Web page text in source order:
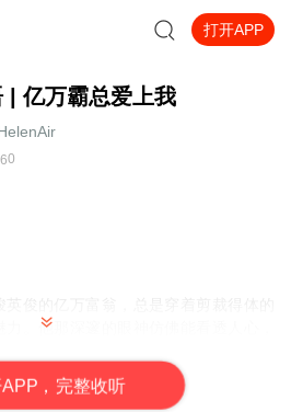
打开APP
| 亿万霸总爱上我
0
力。他那深邃的眼神仿佛能看透人心，
容如春风般温暖，瞬间融化了他的冷
APP，完整收听